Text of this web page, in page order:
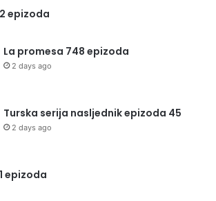
epizoda
La promesa 748 epizoda
2 days ago
Turska serija nasljednik epizoda 45
2 days ago
epizoda